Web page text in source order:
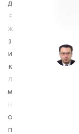
Д
Е
Ж
З
И
К
Л
М
Н
О
П